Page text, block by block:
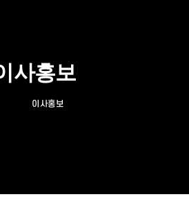
이사홍보
사홍보